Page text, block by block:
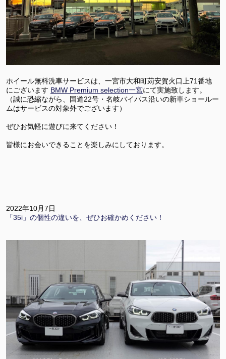
ホイール無料洗車サービスは、一宮市大和町苅安賀火口上71番地
にございます BMW Premium selection一宮にて実施致します。
（誠に恐縮ながら、国道22号・名岐バイパス沿いの新車ショールー
ムはサービスの対象外でございます）
ぜひお気軽に遊びに来てください！
皆様にお会いできることを楽しみにしております。
2022年10月7日
「35i」の個性の違いを、ぜひお確かめください！